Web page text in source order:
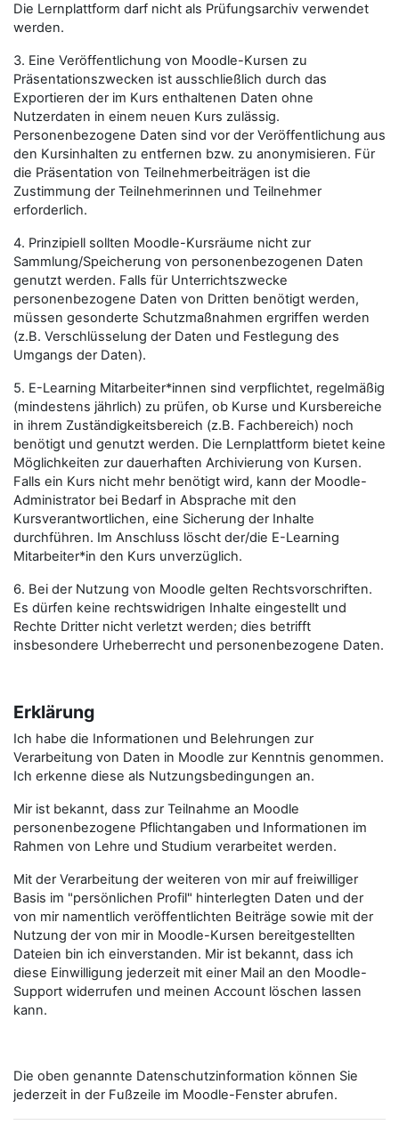
Die Lernplattform darf nicht als Prüfungsarchiv verwendet
werden.
3. Eine Veröffentlichung von Moodle-Kursen zu
Präsentationszwecken ist ausschließlich durch das
Exportieren der im Kurs enthaltenen Daten ohne
Nutzerdaten in einem neuen Kurs zulässig.
Personenbezogene Daten sind vor der Veröffentlichung aus
den Kursinhalten zu entfernen bzw. zu anonymisieren. Für
die Präsentation von Teilnehmerbeiträgen ist die
Zustimmung der Teilnehmerinnen und Teilnehmer
erforderlich.
4. Prinzipiell sollten Moodle-Kursräume nicht zur
Sammlung/Speicherung von personenbezogenen Daten
genutzt werden. Falls für Unterrichtszwecke
personenbezogene Daten von Dritten benötigt werden,
müssen gesonderte Schutzmaßnahmen ergriffen werden
(z.B. Verschlüsselung der Daten und Festlegung des
Umgangs der Daten).
5. E-Learning Mitarbeiter*innen sind verpflichtet, regelmäßig
(mindestens jährlich) zu prüfen, ob Kurse und Kursbereiche
in ihrem Zuständigkeitsbereich (z.B. Fachbereich) noch
benötigt und genutzt werden. Die Lernplattform bietet keine
Möglichkeiten zur dauerhaften Archivierung von Kursen.
Falls ein Kurs nicht mehr benötigt wird, kann der Moodle-
Administrator bei Bedarf in Absprache mit den
Kursverantwortlichen, eine Sicherung der Inhalte
durchführen. Im Anschluss löscht der/die E-Learning
Mitarbeiter*in den Kurs unverzüglich.
6. Bei der Nutzung von Moodle gelten Rechtsvorschriften.
Es dürfen keine rechtswidrigen Inhalte eingestellt und
Rechte Dritter nicht verletzt werden; dies betrifft
insbesondere Urheberrecht und personenbezogene Daten.
Erklärung
Ich habe die Informationen und Belehrungen zur
Verarbeitung von Daten in Moodle zur Kenntnis genommen.
Ich erkenne diese als Nutzungsbedingungen an.
Mir ist bekannt, dass zur Teilnahme an Moodle
personenbezogene Pflichtangaben und Informationen im
Rahmen von Lehre und Studium verarbeitet werden.
Mit der Verarbeitung der weiteren von mir auf freiwilliger
Basis im "persönlichen Profil" hinterlegten Daten und der
von mir namentlich veröffentlichten Beiträge sowie mit der
Nutzung der von mir in Moodle-Kursen bereitgestellten
Dateien bin ich einverstanden. Mir ist bekannt, dass ich
diese Einwilligung jederzeit mit einer Mail an den Moodle-
Support widerrufen und meinen Account löschen lassen
kann.
Die oben genannte Datenschutzinformation können Sie
jederzeit in der Fußzeile im Moodle-Fenster abrufen.